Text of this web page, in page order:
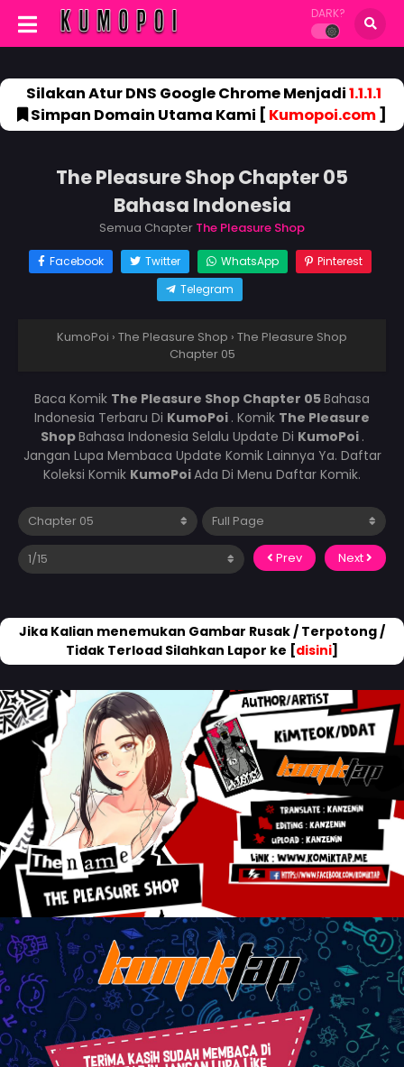
DARK?
Silakan Atur DNS Google Chrome Menjadi1.1.1.1
Simpan Domain Utama Kami [ Kumopoi.com]
The Pleasure Shop Chapter 05
Bahasa Indonesia
Semua Chapter The Pleasure Shop
Facebook Twitter WhatsApp
Pinterest
Telegram
KumoPoi › The Pleasure Shop › The Pleasure Shop
Chapter 05
Baca Komik The Pleasure Shop Chapter 05Bahasa
Indonesia Terbaru Di KumoPoi . Komik The Pleasure
ShopBahasa Indonesia Selalu Update Di KumoPoi .
Jangan Lupa Membaca Update Komik Lainnya Ya. Daftar
Koleksi Komik KumoPoiAda Di Menu Daftar Komik.
Prev Next
Jika Kalian menemukan Gambar Rusak / Terpotong /
Tidak Terload Silahkan Lapor ke [disini]